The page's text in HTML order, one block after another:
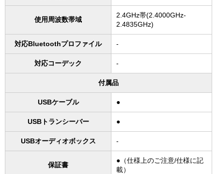
使用周波数帯域
2.4GHz帯(2.4000GHz-
2.4835GHz)
対応Bluetoothプロファイル -
対応コーデック -
付属品
USBケーブル ●
USBトランシーバー ●
USBオーディオボックス -
保証書
●（仕様上のご注意/仕様に記
載）